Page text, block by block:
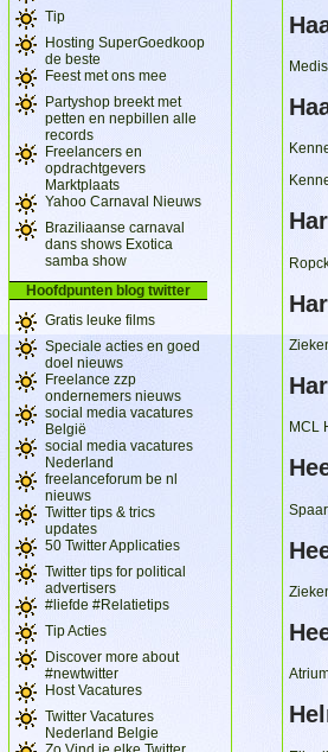
Tip
Hosting SuperGoedkoop
de beste
Feest met ons mee
Partyshop breekt met
petten en nepbillen alle
records
Freelancers en
opdrachtgevers
Marktplaats
Yahoo Carnaval Nieuws
Braziliaanse carnaval
dans shows Exotica
samba show
Hoofdpunten blog twitter
Gratis leuke films
Speciale acties en goed
doel nieuws
Freelance zzp
ondernemers nieuws
social media vacatures
België
social media vacatures
Nederland
freelanceforum be nl
nieuws
Twitter tips & trics
updates
50 Twitter Applicaties
Twitter tips for political
advertisers
#liefde #Relatietips
Tip Acties
Discover more about
#newtwitter
Host Vacatures
Twitter Vacatures
Nederland Belgie
MCL